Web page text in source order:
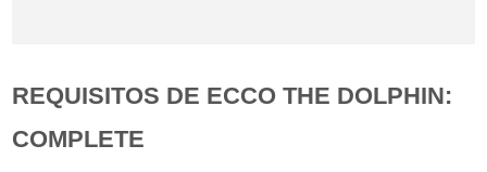
REQUISITOS DE ECCO THE DOLPHIN:
COMPLETE